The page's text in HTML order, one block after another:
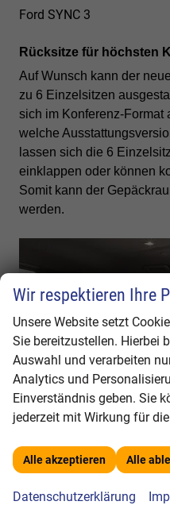
Ford SYNC 3
Rücksitze für höchsten
Auf Wunsch kann der
zu 6 Einzelsitzen
sich im Konferenz-Format
welche
lassen sich die 6
einklappen oder können
Somit kann der
werden.
Wir respektieren Ihre
Unsere Website setzt
Sie bereitzustellen. Hierbei
Auswahl und verarbeiten
Analytics und
Einverständnis geben. Sie
jederzeit mit Wirkung für
Alle akzeptieren Alle
Datenschutzerklärung